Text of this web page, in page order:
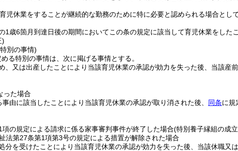
児休業をすることが継続的な勤務のために特に必要と認められる場合とし
1歳6箇月到達日後の期間においてこの条の規定に該当して育児休業をした
)
別の事情)
る特別の事情は、次に掲げる事情とする。
、又は出産したことにより当該育児休業の承認が効力を失った後、当該産
った場合
事由に該当したことにより当該育児休業の承認が取り消された後、 同条に規
の規定による請求に係る家事審判事件が終了した場合(特別養子縁組の成
法第27条第1項第3号の規定による措置が解除された場合
を受けたことにより当該育児休業の承認が効力を失った後、当該休職又